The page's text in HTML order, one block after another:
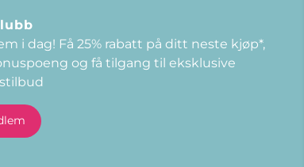
i dag! Få 25% rabatt på ditt neste kjøp*,
og få tilgang til eksklusive